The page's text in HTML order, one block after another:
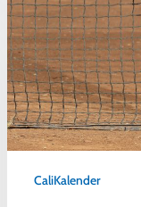
CaliKalender